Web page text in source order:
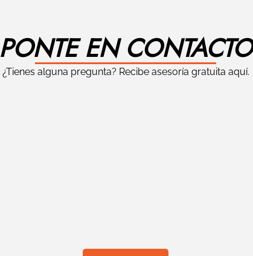
PONTE EN CONTACTO
¿Tienes alguna pregunta? Recibe asesoría gratuita aquí.